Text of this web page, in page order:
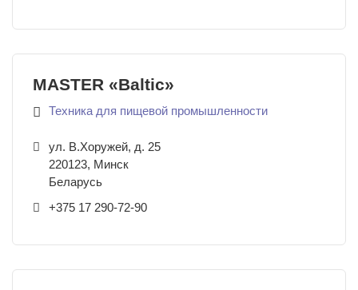
MASTER «Baltic»
Техника для пищевой промышленности
ул. В.Хоружей, д. 25
220123, Минск
Беларусь
+375 17 290-72-90